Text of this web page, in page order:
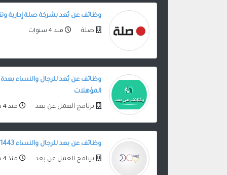
وظائف عن بُعد بشركة صلة إدارية
صلة منذ 4 سنوات
وظائف عن بُعد للرجال والنساء
المؤهلات
برنامج العمل عن بعد منذ 4 سنوات
وظائف عن بعد للرجال والنساء 1443 هـ
برنامج العمل عن بعد منذ 4 سنوات